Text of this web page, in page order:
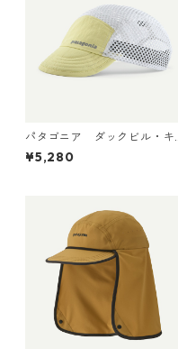
パタゴニア ダックビル・キ
ャップ Vellum Green 2881
8 日本正規品
¥5,280